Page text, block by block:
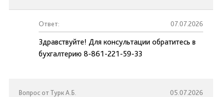
Ответ: 07.07.2026
Здравствуйте! Для консультации обратитесь в
бухгалтерию 8-861-221-59-33
Вопрос от Турк А.Б. 05.07.2026